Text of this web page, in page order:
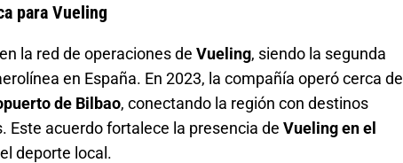
para Vueling
la red de operaciones de Vueling, siendo la segunda
en España. En 2023, la compañía operó cerca de
de Bilbao, conectando la región con destinos
Este acuerdo fortalece la presencia de Vueling en el
deporte local.